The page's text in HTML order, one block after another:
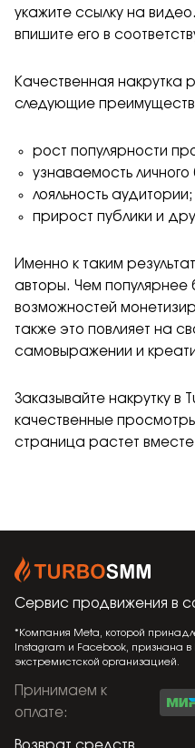
укажите ссылку на
впишите его в
Качественная накрутка
следующие
рост популярности
узнаваемость
лояльность аудитории;
прирост публики и
Именно к таким
авторы. Чем популярнее
возможностей
также это повлияет на
самовыражении и
Заказывайте накрутку в
качественные
страница растет
Сервис продвижения в
*Компания Meta, которой
Instagram и Facebook, признана в
экстремистской организацией.
Принимаем к
оплате: